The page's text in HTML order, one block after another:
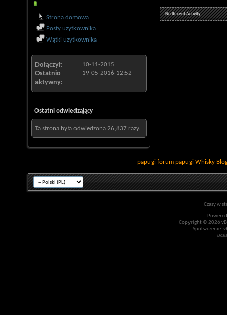
Strona domowa
Posty użytkownika
Wątki użytkownika
Dołączył 10-11-2015
Ostatnio
aktywny
19-05-2016 12:52
Ostatni odwiedzający
Ta strona była odwiedzona 26,837 razy.
No Recent Activity
papugi forum papugi Whisky
Czasy w
Copyright © 2026
Spolszczenie: